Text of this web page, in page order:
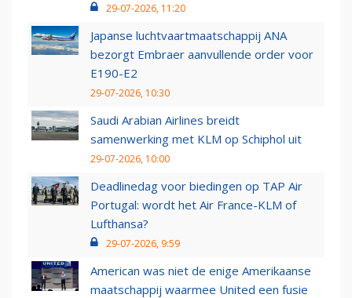
29-07-2026, 11:20
Japanse luchtvaartmaatschappij ANA
bezorgt Embraer aanvullende order voor
E190-E2
29-07-2026, 10:30
Saudi Arabian Airlines breidt
samenwerking met KLM op Schiphol uit
29-07-2026, 10:00
Deadlinedag voor biedingen op TAP Air
Portugal: wordt het Air France-KLM of
Lufthansa?
29-07-2026, 9:59
American was niet de enige Amerikaanse
maatschappij waarmee United een fusie